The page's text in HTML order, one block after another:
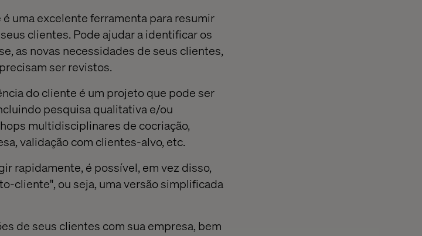
uma excelente ferramenta para resumir
clientes. Pode ajudar a identificar os
as novas necessidades de seus clientes,
ser revistos.
do cliente é um projeto que pode ser
pesquisa qualitativa e/ou
multidisciplinares de cocriação,
validação com clientes-alvo, etc.
rapidamente, é possível, em vez disso,
cliente", ou seja, uma versão simplificada
de seus clientes com sua empresa, bem